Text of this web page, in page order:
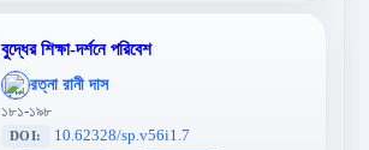
বুদ্ধের শিক্ষা-দর্শনে পরিবেশ
';
};">
রত্না রানী দাস
১৮১-১৯৮
DOI: 10.62328/sp.v56i1.7